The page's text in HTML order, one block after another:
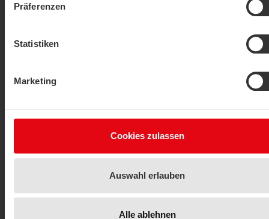
Präferenzen
Statistiken
Marketing
Cookies zulassen
Auswahl erlauben
Alle ablehnen
WK01+ actif